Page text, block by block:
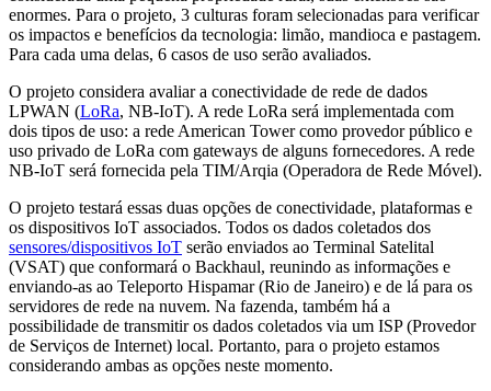
enormes. Para o projeto, 3 culturas foram selecionadas para verificar
os impactos e benefícios da tecnologia: limão, mandioca e pastagem.
Para cada uma delas, 6 casos de uso serão avaliados.
O projeto considera avaliar a conectividade de rede de dados
LPWAN (LoRa, NB-IoT). A rede LoRa será implementada com
dois tipos de uso: a rede American Tower como provedor público e
uso privado de LoRa com gateways de alguns fornecedores. A rede
NB-IoT será fornecida pela TIM/Arqia (Operadora de Rede Móvel).
O projeto testará essas duas opções de conectividade, plataformas e
os dispositivos IoT associados. Todos os dados coletados dos
sensores/dispositivos IoT serão enviados ao Terminal Satelital
(VSAT) que conformará o Backhaul, reunindo as informações e
enviando-as ao Teleporto Hispamar (Rio de Janeiro) e de lá para os
servidores de rede na nuvem. Na fazenda, também há a
possibilidade de transmitir os dados coletados via um ISP (Provedor
de Serviços de Internet) local. Portanto, para o projeto estamos
considerando ambas as opções neste momento.